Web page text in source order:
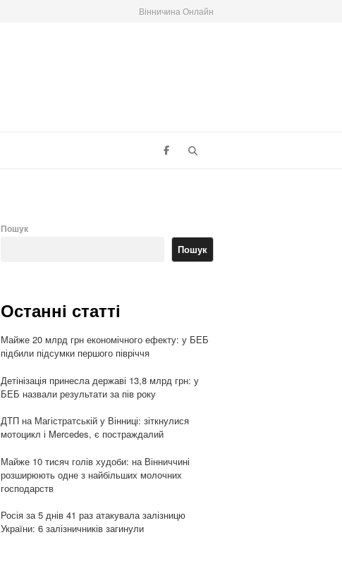
Вінничина Онлайн
Пошук
Пошук
Останні статті
Майже 20 млрд грн економічного ефекту: у БЕБ
підбили підсумки першого півріччя
Детінізація принесла державі 13,8 млрд грн: у
БЕБ назвали результати за пів року
ДТП на Магістратській у Вінниці: зіткнулися
мотоцикл і Mercedes, є постраждалий
Майже 10 тисяч голів худоби: на Вінниччині
розширюють одне з найбільших молочних
господарств
Росія за 5 днів 41 раз атакувала залізницю
України: 6 залізничників загинули